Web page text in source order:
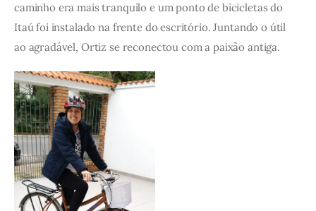
caminho era mais tranquilo e um ponto de bicicletas do
Itaú foi instalado na frente do escritório. Juntando o útil
ao agradável, Ortiz se reconectou com a paixão antiga.